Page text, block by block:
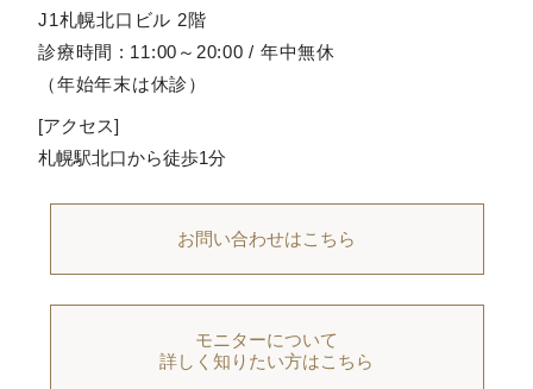
J1札幌北口ビル 2階
診療時間 : 11:00～20:00 / 年中無休
（年始年末は休診）
[アクセス]
札幌駅北口から徒歩1分
お問い合わせはこちら
モニターについて
詳しく知りたい方はこちら